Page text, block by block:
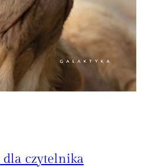
dla czytelnika